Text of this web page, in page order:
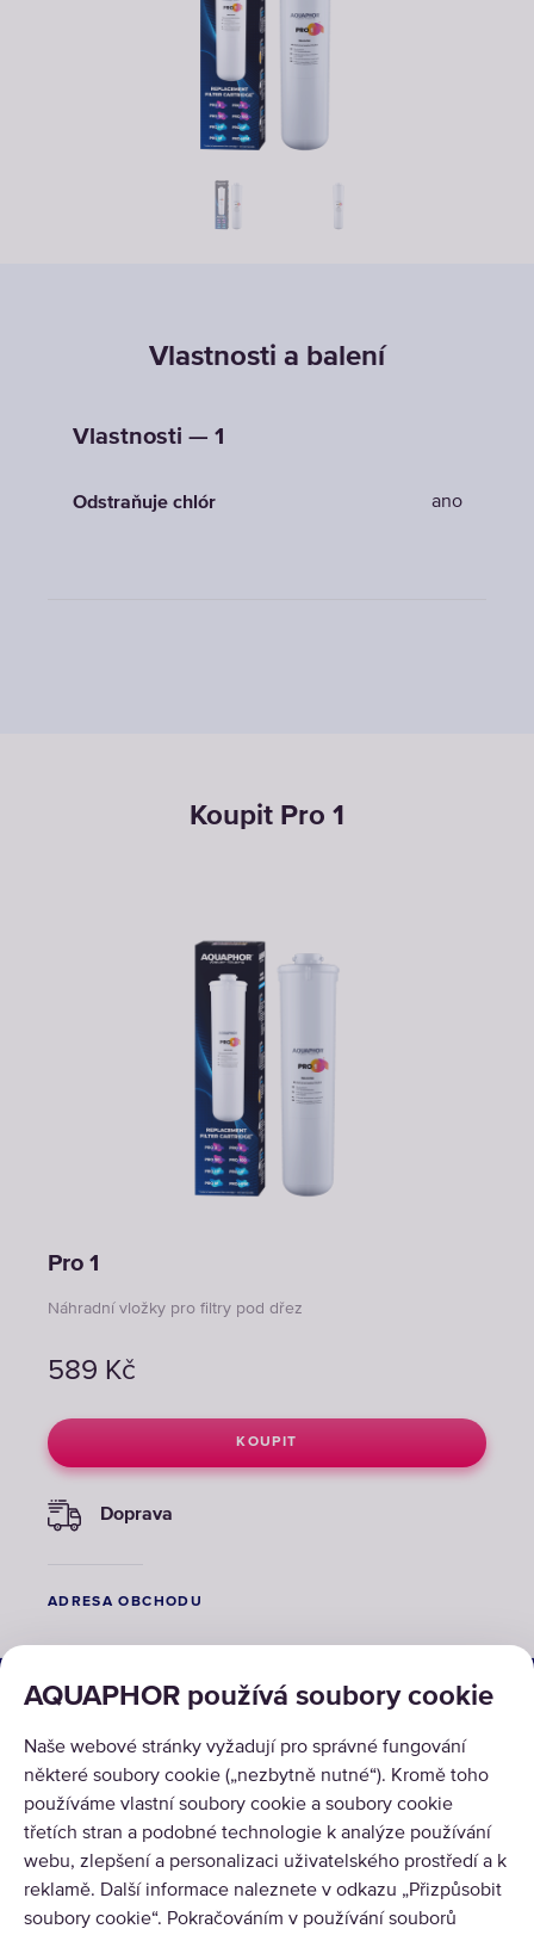
Vlastnosti a balení
Vlastnosti — 1
Odstraňuje chlór ano
Koupit Pro 1
Pro 1
Náhradní vložky pro filtry pod dřez
589 Kč
KOUPIT
Doprava
ADRESA OBCHODU
AQUAPHOR používá soubory cookie
Naše webové stránky vyžadují pro správné fungování
některé soubory cookie („nezbytně nutné“). Kromě toho
používáme vlastní soubory cookie a soubory cookie
třetích stran a podobné technologie k analýze používání
webu, zlepšení a personalizaci uživatelského prostředí a k
reklamě. Další informace naleznete v odkazu „Přizpůsobit
soubory cookie“. Pokračováním v používání souborů
ŘEŠENÍ
PRODUKTY
O NÁS